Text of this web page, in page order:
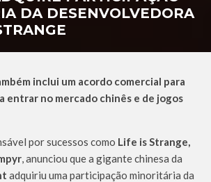
DA DESENVOLVEDORA
inclui um acordo comercial para
entrar no mercado chinês e de jogos
por sucessos como Life is Strange,
, anunciou que a gigante chinesa da
adquiriu uma participação minoritária da